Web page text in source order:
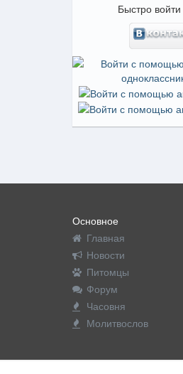
Быстро войти
Основное
Главная
Новости
Питомцы
Форум
Часовня
Молитвослов